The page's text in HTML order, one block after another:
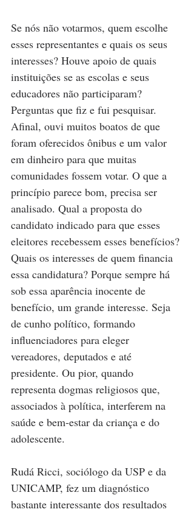
Se nós não votarmos, quem escolhe
esses representantes e quais os seus
interesses? Houve apoio de quais
instituições se as escolas e seus
educadores não participaram?
Perguntas que fiz e fui pesquisar.
Afinal, ouvi muitos boatos de que
foram oferecidos ônibus e um valor
em dinheiro para que muitas
comunidades fossem votar. O que a
princípio parece bom, precisa ser
analisado. Qual a proposta do
candidato indicado para que esses
eleitores recebessem esses benefícios?
Quais os interesses de quem financia
essa candidatura? Porque sempre há
sob essa aparência inocente de
benefício, um grande interesse. Seja
de cunho político, formando
influenciadores para eleger
vereadores, deputados e até
presidente. Ou pior, quando
representa dogmas religiosos que,
associados à política, interferem na
saúde e bem-estar da criança e do
adolescente.
Rudá Ricci, sociólogo da USP e da
UNICAMP, fez um diagnóstico
bastante interessante dos resultados